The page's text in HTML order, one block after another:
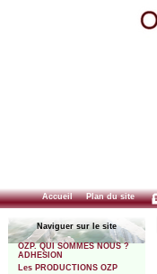
Accueil Plan du site
Naviguer sur le site
OZP. QUI SOMMES NOUS ?
ADHESION
Les PRODUCTIONS OZP